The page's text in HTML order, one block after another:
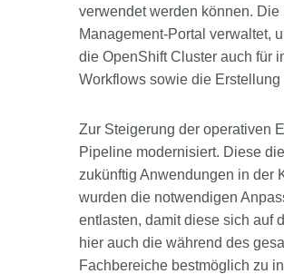
verwendet werden können.
Management-Portal verwaltet,
die OpenShift Cluster auch für
Workflows sowie die
Zur Steigerung der operativen
Pipeline modernisiert. Diese
zukünftig Anwendungen in der
wurden die notwendigen
entlasten, damit diese sich auf
hier auch die während des
Fachbereiche bestmöglich zu